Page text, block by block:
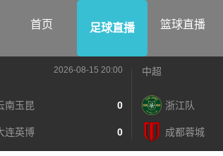
首页 足球直播 篮球直播
2026-08-15 20:00
南玉昆 0
连英博 0
中超
浙江队
成都蓉城